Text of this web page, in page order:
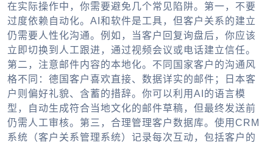
在实际操作中，你需要避免几个常见陷阱。第一，不要
过度依赖自动化。AI和软件是工具，但客户关系的建立
仍需要人性化沟通。例如，当客户回复询盘后，你应该
立即切换到人工跟进，通过视频会议或电话建立信任。
第二，注意邮件内容的本地化。不同国家客户的沟通风
格不同：德国客户喜欢直接、数据详实的邮件；日本客
户则偏好礼貌、含蓄的措辞。你可以利用AI的语言模
型，自动生成符合当地文化的邮件草稿，但最终发送前
仍需人工审核。第三，合理管理客户数据库。使用CRM
系统（客户关系管理系统）记录每次互动，包括客户的